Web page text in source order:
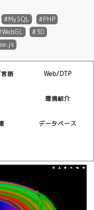
MySQL
PHP
WebGL
3D
語 Web/DTP
環境紹介
データベース